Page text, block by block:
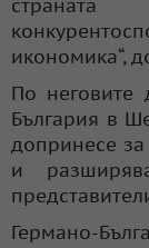
икономика“,
По неговите
България в
допринесе за
и
Германо-